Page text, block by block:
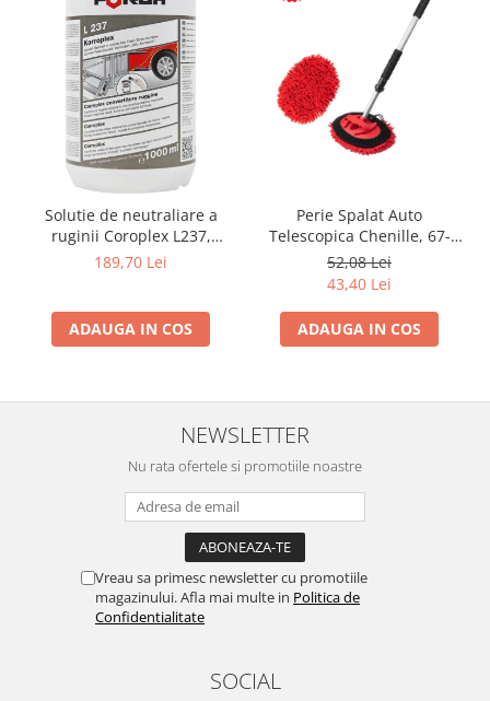
Solutie de neutraliare a
ruginii Coroplex L237,
1000ml, convertor rugina,
189,70 Lei
ADAUGA IN COS
Perie Spalat Auto
Telescopica Chenille, 67-
100 cm
52,08 Lei
43,40 Lei
ADAUGA IN COS
NEWSLETTER
Nu rata ofertele si promotiile noastre
Vreau sa primesc newsletter cu promotiile
magazinului. Afla mai multe in Politica de
Confidentialitate
SOCIAL